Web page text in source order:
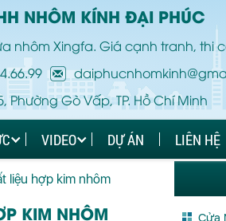
NHÔM KÍNH ĐẠI PHÚC
nhôm Xingfa. Giá cạnh tranh, thi
Phường Gò Vấp, TP. Hồ Chí Minh
VIDEO DỰ ÁN LIÊN HỆ
liệu hợp kim nhôm
KIM NHÔM
Cửa